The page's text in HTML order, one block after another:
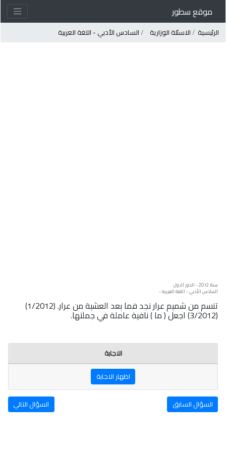
موقع سطور
الرئيسية الاسئلة الوزارية السادس الأدبي - اللغة العربية
سنة: 2012 - الدور الاول
السادس الأدبي - اللغة العربية -
تنسم من شميم عرار نجد فما بعد العشية من عرار. (1/2012)
الاجابة
اظهار الاجابة
السؤال السابق السؤال التالي